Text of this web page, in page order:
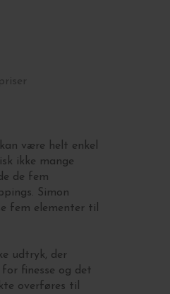
være helt enkel
ikke mange
de fem
Simon
fem elementer til
udtryk, der
finesse og det
overføres til